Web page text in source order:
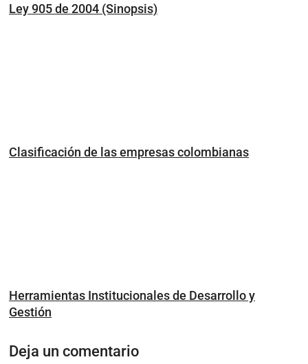
Ley 905 de 2004 (Sinopsis)
Clasificación de las empresas colombianas
Herramientas Institucionales de Desarrollo y
Gestión
Deja un comentario